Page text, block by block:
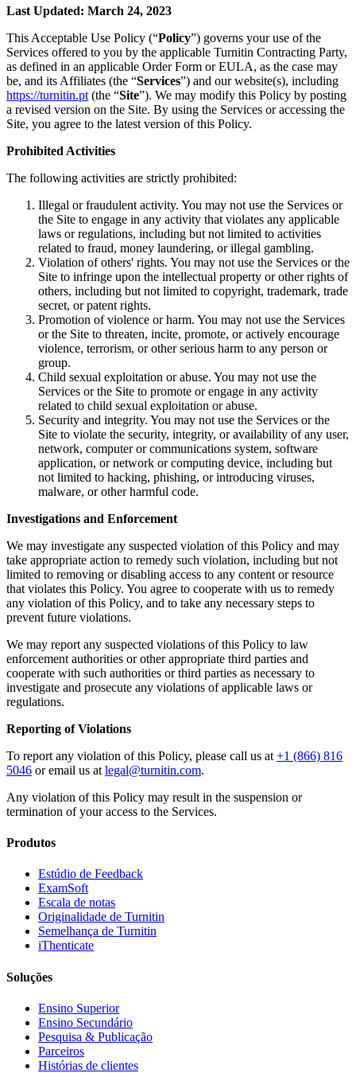
Last Updated: March 24, 2023
This Acceptable Use Policy (“Policy”) governs your use of the
Services offered to you by the applicable Turnitin Contracting Party,
as defined in an applicable Order Form or EULA, as the case may
be, and its Affiliates (the “Services”) and our website(s), including
https://turnitin.pt (the “Site”). We may modify this Policy by posting
a revised version on the Site. By using the Services or accessing the
Site, you agree to the latest version of this Policy.
Prohibited Activities
The following activities are strictly prohibited:
Illegal or fraudulent activity. You may not use the Services or
the Site to engage in any activity that violates any applicable
laws or regulations, including but not limited to activities
related to fraud, money laundering, or illegal gambling.
Violation of others' rights. You may not use the Services or the
Site to infringe upon the intellectual property or other rights of
others, including but not limited to copyright, trademark, trade
secret, or patent rights.
Promotion of violence or harm. You may not use the Services
or the Site to threaten, incite, promote, or actively encourage
violence, terrorism, or other serious harm to any person or
group.
Child sexual exploitation or abuse. You may not use the
Services or the Site to promote or engage in any activity
related to child sexual exploitation or abuse.
Security and integrity. You may not use the Services or the
Site to violate the security, integrity, or availability of any user,
network, computer or communications system, software
application, or network or computing device, including but
not limited to hacking, phishing, or introducing viruses,
malware, or other harmful code.
Investigations and Enforcement
We may investigate any suspected violation of this Policy and may
take appropriate action to remedy such violation, including but not
limited to removing or disabling access to any content or resource
that violates this Policy. You agree to cooperate with us to remedy
any violation of this Policy, and to take any necessary steps to
prevent future violations.
We may report any suspected violations of this Policy to law
enforcement authorities or other appropriate third parties and
cooperate with such authorities or third parties as necessary to
investigate and prosecute any violations of applicable laws or
regulations.
Reporting of Violations
To report any violation of this Policy, please call us at +1 (866) 816
5046 or email us at legal@turnitin.com.
Any violation of this Policy may result in the suspension or
termination of your access to the Services.
Produtos
Estúdio de Feedback
ExamSoft
Escala de notas
Originalidade de Turnitin
Semelhança de Turnitin
iThenticate
Soluções
Ensino Superior
Ensino Secundário
Pesquisa & Publicação
Parceiros
Histórias de clientes